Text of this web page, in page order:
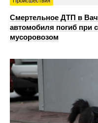
Смертельное ДТП в
автомобиля погиб при
мусоровозом